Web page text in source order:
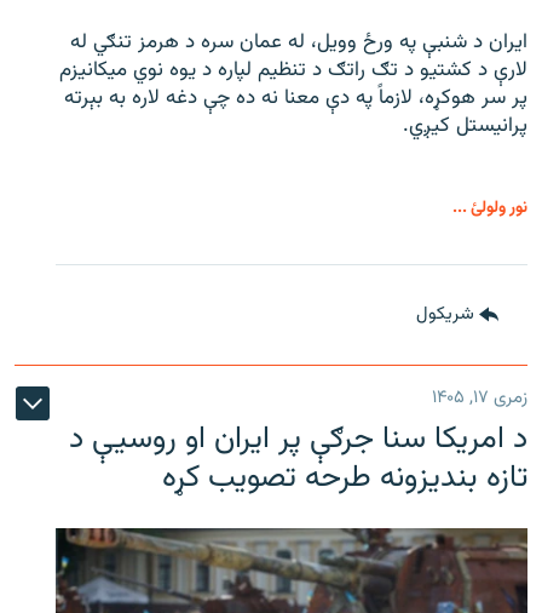
ایران د شنبې په ورځ وویل، له عمان سره د هرمز تنګي له
لارې د کشتیو د تګ راتګ د تنظیم لپاره د یوه نوي میکانیزم
پر سر هوکړه، لازماً په دې معنا نه ده چې دغه لاره به بېرته
پرانیستل کیږي.
نور ولولئ ...
شريکول
زمری ۱۷, ۱۴۰۵
د امریکا سنا جرګې پر ایران او روسیې د
تازه بندیزونه طرحه تصویب کړه